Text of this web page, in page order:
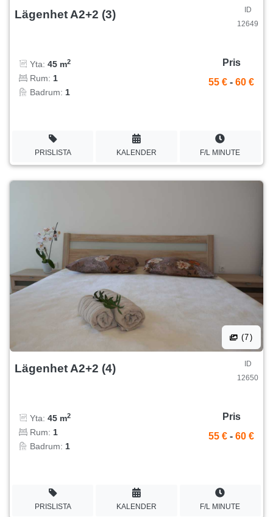
Lägenhet A2+2 (3)
ID
12649
Yta: 45 m2
Rum: 1
Badrum: 1
Pris
55 € - 60 €
PRISLISTA KALENDER F/L MINUTE
(7)
Lägenhet A2+2 (4)
ID
12650
Yta: 45 m2
Rum: 1
Badrum: 1
Pris
55 € - 60 €
PRISLISTA KALENDER F/L MINUTE